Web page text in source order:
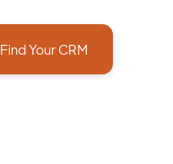
Find Your CRM